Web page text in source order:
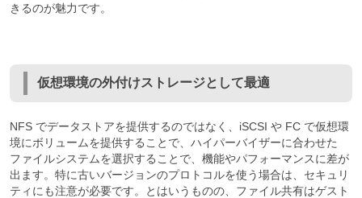
きるのが魅力です。
仮想環境の外付けストレージとして最適
NFS でデータストアを提供するのではなく、iSCSI や FC で仮想環
境にボリュームを提供することで、ハイパーバイザーに合わせた
ファイルシステムを選択することで、機能やパフォーマンスに差が
出ます。特に古いバージョンのプロトコルを使う場合は、セキュリ
ティにも注意が必要です。とはいうものの、ファイル共有はゲスト